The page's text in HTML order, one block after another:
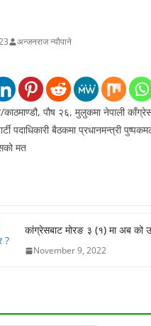
अन्जनराज न्यौपाने
पौष २६, मुलुकमा नेपाली
पदाधिकारी बैठकमा प्रधानमन्त्री
मत
कांग्रेसबाट मोरङ ३ (१) मा अब को
November 9, 2022